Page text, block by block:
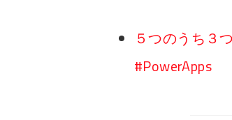
５つのうち３
#PowerApps